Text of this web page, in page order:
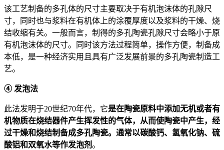
该工艺制备的多孔体的尺寸主要取决于有机泡沫体的孔隙尺
寸，同时也与浆料在有机体上的涂覆厚度以及浆料的干燥、烧
结收缩有关。一般而言，制得的多孔陶瓷孔隙尺寸会略小于原
有机泡沫体的尺寸。同时该方法过程简单，操作方便，制备成
本低，是一种经济实用且具有广泛发展前景的多孔陶瓷制造工
艺。
④ 发泡法
此法发明于20世纪70年代，它是在陶瓷原料中添加无机或者有
机物质在烧结器件产生挥发性的气体，从而使陶瓷中产生，经
过干燥和烧结制备成多孔陶瓷。通常以碳酸钙、氢氧化钠、硫
酸铝和双氧水等作发泡剂。